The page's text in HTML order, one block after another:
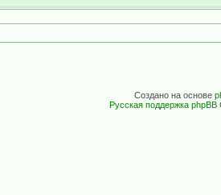
Создано на основе
Русская поддержка phpBB